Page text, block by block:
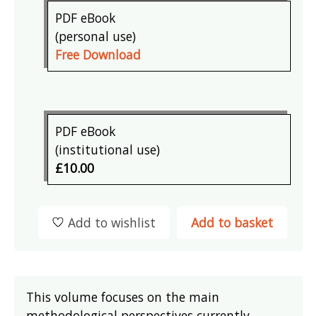
PDF eBook
(personal use)
Free Download
PDF eBook
(institutional use)
£10.00
Add to basket
Add to wishlist
This volume focuses on the main